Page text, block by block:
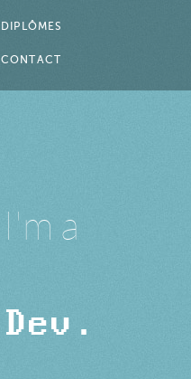
DIPLÔMES
CONTACT
'm a
Dev .